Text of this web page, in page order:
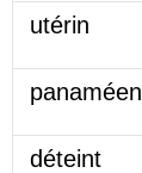
utérin
panaméen
déteint